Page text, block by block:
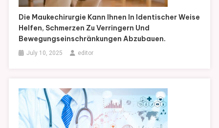
Die Maukechirurgie Kann Ihnen In Identischer Weise
Helfen, Schmerzen Zu Verringern Und
Bewegungseinschränkungen Abzubauen.
July 10, 2025 editor